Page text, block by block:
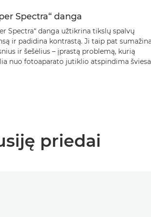
Spectra“ danga
Spectra“ danga užtikrina tikslų spalvų
ir padidina kontrastą. Ji taip pat
ir šešėlius – įprastą problemą, kurią
nuo fotoaparato jutiklio atspindima
priedai